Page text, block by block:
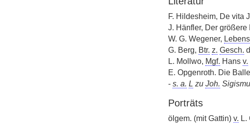
F. Hildesheim, De vita
J. Hänfler, Der
W. G. Wegener,
G. Berg, Btr. z. Gesch.
L. Mollwo, Mgf. Hans v.
E. Opgenroth. Die
- s. a. L zu Joh.
Porträts
ölgem. (mit Gattin) v. L.